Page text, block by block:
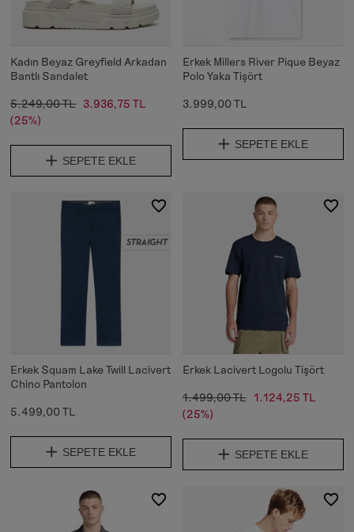
Kadın Beyaz Greyfield Arkadan
Bantlı Sandalet
5.249,00 TL 3.936,75 TL
(25%)
SEPETE EKLE
Erkek Millers River Pique Beyaz
Polo Yaka Tişört
3.999,00 TL
SEPETE EKLE
Erkek Squam Lake Twill Lacivert
Chino Pantolon
5.499,00 TL
SEPETE EKLE
Erkek Lacivert Logolu Tişört
1.499,00 TL 1.124,25 TL
(25%)
SEPETE EKLE